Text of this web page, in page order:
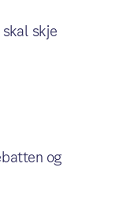
skje
og